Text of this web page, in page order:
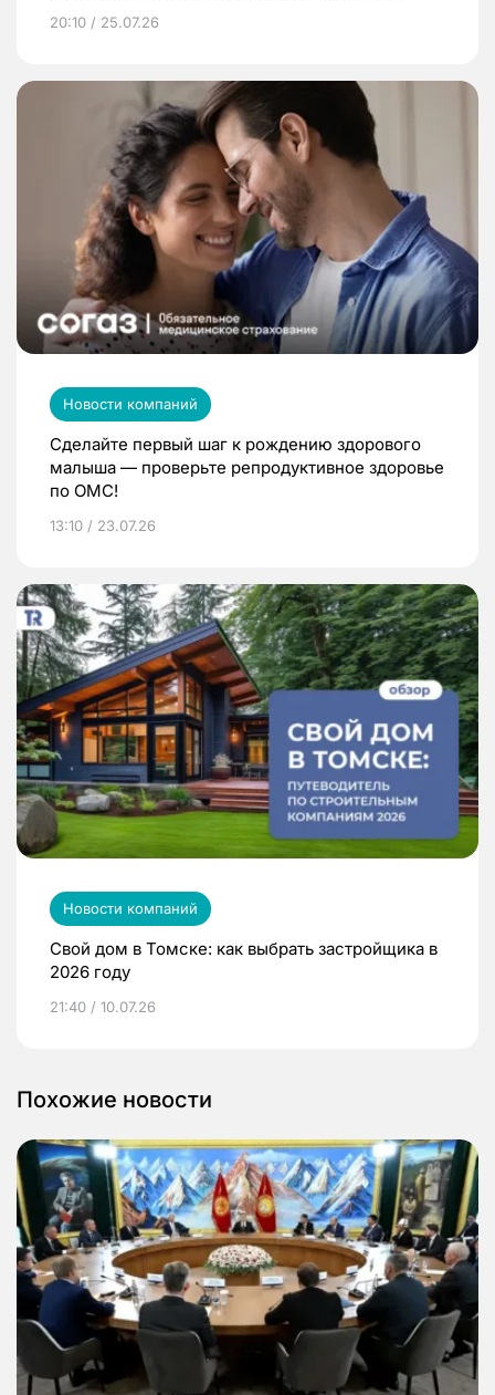
20:10 / 25.07.26
Новости компаний
Сделайте первый шаг к рождению здорового
малыша — проверьте репродуктивное здоровье
по ОМС!
13:10 / 23.07.26
Новости компаний
Свой дом в Томске: как выбрать застройщика в
2026 году
21:40 / 10.07.26
Похожие новости